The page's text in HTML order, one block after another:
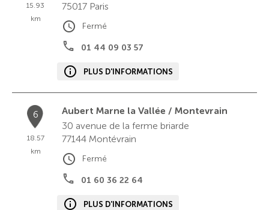
15.93
km
75017 Paris
01 44 09 03 57
Fermé
PLUS D'INFORMATIONS
6
18.57
km
Aubert Marne la Vallée / Montevrain
30 avenue de la ferme briarde
77144 Montévrain
01 60 36 22 64
Fermé
PLUS D'INFORMATIONS